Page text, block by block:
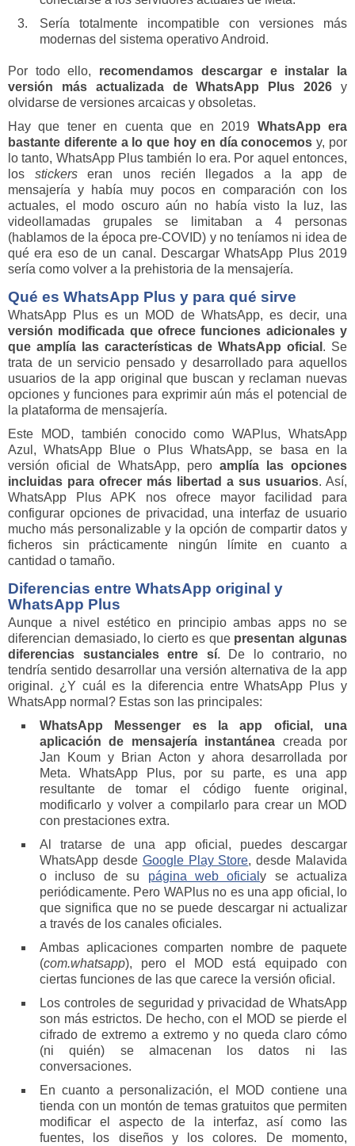
Sería totalmente incompatible con versiones más
modernas del sistema operativo Android.
Por todo ello, recomendamos descargar e instalar la
versión más actualizada de WhatsApp Plus 2026 y
olvidarse de versiones arcaicas y obsoletas.
Hay que tener en cuenta que en 2019 WhatsApp era
bastante diferente a lo que hoy en día conocemos y, por
lo tanto, WhatsApp Plus también lo era. Por aquel entonces,
los stickerseran unos recién llegados a la app de
mensajería y había muy pocos en comparación con los
actuales, el modo oscuro aún no había visto la luz, las
videollamadas grupales se limitaban a 4 personas
(hablamos de la época pre-COVID) y no teníamos ni idea de
qué era eso de un canal. Descargar WhatsApp Plus 2019
sería como volver a la prehistoria de la mensajería.
Qué es WhatsApp Plus y para qué sirve
WhatsApp Plus es un MOD de WhatsApp, es decir, una
versión modificada que ofrece funciones adicionales y
que amplía las características de WhatsApp oficial . Se
trata de un servicio pensado y desarrollado para aquellos
usuarios de la app original que buscan y reclaman nuevas
opciones y funciones para exprimir aún más el potencial de
la plataforma de mensajería.
Este MOD, también conocido como WAPlus, WhatsApp
Azul, WhatsApp Blue o Plus WhatsApp, se basa en la
versión oficial de WhatsApp, pero amplía las opciones
incluidas para ofrecer más libertad a sus usuarios. Así,
WhatsApp Plus APK nos ofrece mayor facilidad para
configurar opciones de privacidad, una interfaz de usuario
mucho más personalizable y la opción de compartir datos y
ficheros sin prácticamente ningún límite en cuanto a
cantidad o tamaño.
Diferencias entre WhatsApp original y
WhatsApp Plus
Aunque a nivel estético en principio ambas apps no se
diferencian demasiado, lo cierto es que presentan algunas
diferencias sustanciales entre sí. De lo contrario, no
tendría sentido desarrollar una versión alternativa de la app
original. ¿Y cuál es la diferencia entre WhatsApp Plus y
WhatsApp normal? Estas son las principales:
WhatsApp Messenger es la app oficial, una
aplicación de mensajería instantánea creada por
Jan Koum y Brian Acton y ahora desarrollada por
Meta. WhatsApp Plus, por su parte, es una app
resultante de tomar el código fuente original,
modificarlo y volver a compilarlo para crear un MOD
con prestaciones extra.
Al tratarse de una app oficial, puedes descargar
WhatsApp desde Google Play Store, desde Malavida
o incluso de su página web oficialy se actualiza
periódicamente. Pero WAPlus no es una app oficial, lo
que significa que no se puede descargar ni actualizar
a través de los canales oficiales.
Ambas aplicaciones comparten nombre de paquete
(com.whatsapp), pero el MOD está equipado con
ciertas funciones de las que carece la versión oficial.
Los controles de seguridad y privacidad de WhatsApp
son más estrictos. De hecho, con el MOD se pierde el
cifrado de extremo a extremo y no queda claro cómo
(ni quién) se almacenan los datos ni las
conversaciones.
En cuanto a personalización, el MOD contiene una
tienda con un montón de temas gratuitos que permiten
modificar el aspecto de la interfaz, así como las
fuentes, los diseños y los colores. De momento,